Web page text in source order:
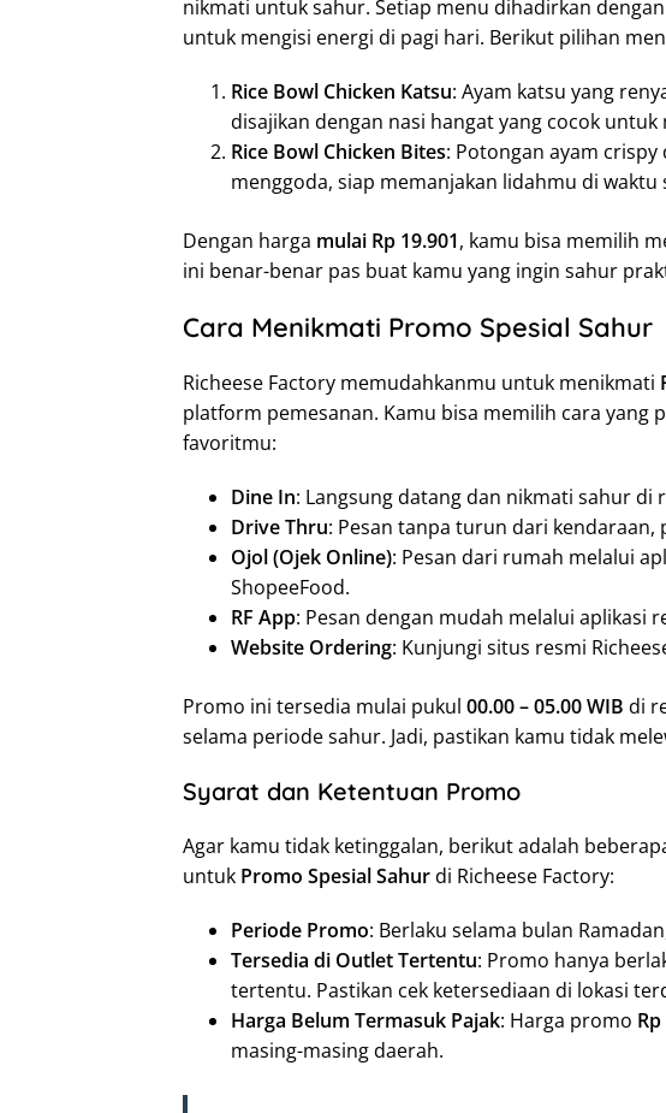
nikmati untuk sahur. Setiap menu dihadirkan
untuk mengisi energi di pagi hari. Berikut pilihan
Rice Bowl Chicken Katsu: Ayam katsu yang
disajikan dengan nasi hangat yang cocok untuk
Rice Bowl Chicken Bites: Potongan ayam
menggoda, siap memanjakan lidahmu di waktu
Dengan harga mulai Rp 19.901, kamu bisa memilih
ini benar-benar pas buat kamu yang ingin sahur
Cara Menikmati Promo Spesial Sahur
Richeese Factory memudahkanmu untuk menikmati
platform pemesanan. Kamu bisa memilih cara yang
favoritmu:
Dine In: Langsung datang dan nikmati sahur di
Drive Thru: Pesan tanpa turun dari kendaraan,
Ojol (Ojek Online): Pesan dari rumah melalui
ShopeeFood.
RF App: Pesan dengan mudah melalui aplikasi
Website Ordering: Kunjungi situs resmi
Promo ini tersedia mulai pukul 00.00 – 05.00 WIB di
selama periode sahur. Jadi, pastikan kamu tidak
Syarat dan Ketentuan Promo
Agar kamu tidak ketinggalan, berikut adalah
untuk Promo Spesial Sahurdi Richeese Factory:
Periode Promo: Berlaku selama bulan
Tersedia di Outlet Tertentu: Promo hanya
tertentu. Pastikan cek ketersediaan di lokasi
Harga Belum Termasuk Pajak: Harga promo
masing-masing daerah.